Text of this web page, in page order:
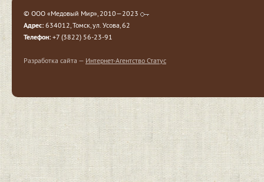
© ООО «Медовый Мир», 2010—2023
Адрес: 634012, Томск, ул. Усова, 62
Телефон: +7 (3822) 56-23-91
Разработка сайта — Интернет-Агентство Статус